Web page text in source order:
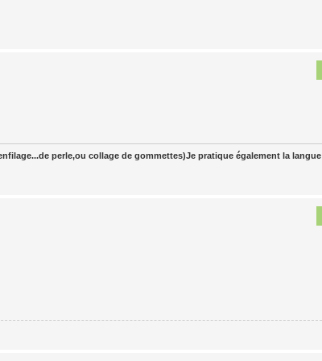
perle,ou collage de gommettes)Je pratique également la langue